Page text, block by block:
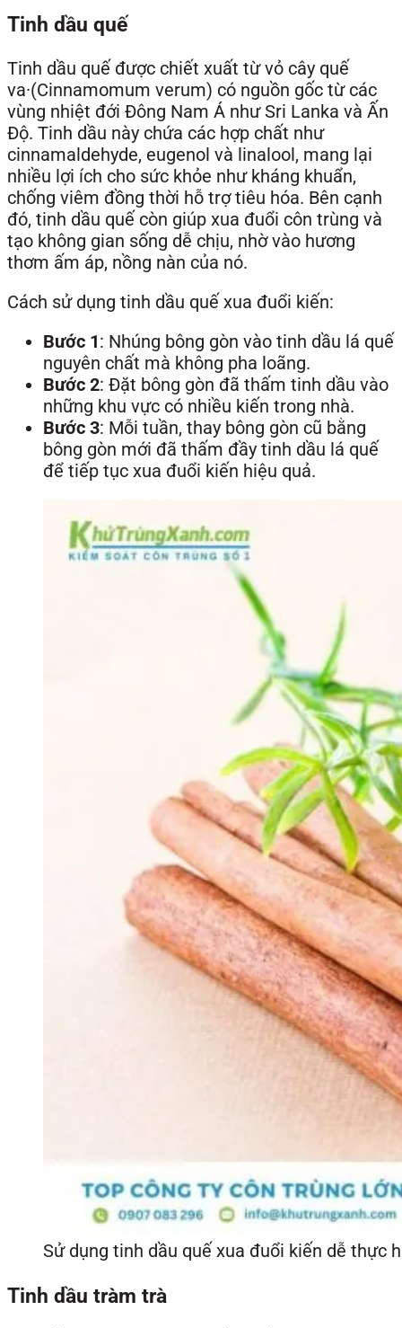
Tinh dầu quế
Tinh dầu quế được chiết xuất từ vỏ cây quế
va·(Cinnamomum verum) có nguồn gốc từ các
vùng nhiệt đới Đông Nam Á như Sri Lanka và Ấn
Độ. Tinh dầu này chứa các hợp chất như
cinnamaldehyde, eugenol và linalool, mang lại
nhiều lợi ích cho sức khỏe như kháng khuẩn,
chống viêm đồng thời hỗ trợ tiêu hóa. Bên cạnh
đó, tinh dầu quế còn giúp xua đuổi côn trùng và
tạo không gian sống dễ chịu, nhờ vào hương
thơm ấm áp, nồng nàn của nó.
Cách sử dụng tinh dầu quế xua đuổi kiến:
Bước 1: Nhúng bông gòn vào tinh dầu lá quế
nguyên chất mà không pha loãng.
Bước 2: Đặt bông gòn đã thấm tinh dầu vào
những khu vực có nhiều kiến trong nhà.
Bước 3: Mỗi tuần, thay bông gòn cũ bằng
bông gòn mới đã thấm đầy tinh dầu lá quế
để tiếp tục xua đuổi kiến hiệu quả.
Sử dụng tinh dầu quế xua đuổi kiến dễ thực
Tinh dầu tràm trà